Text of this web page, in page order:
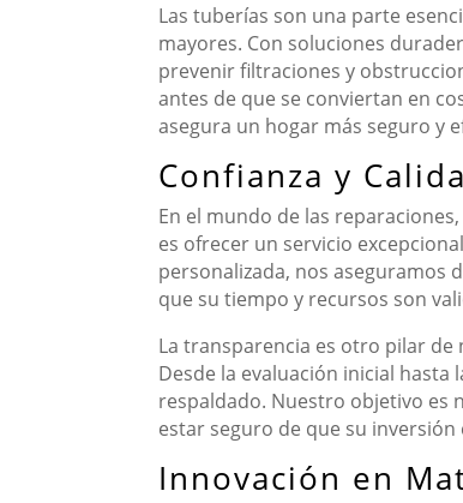
Las tuberías son una parte
mayores. Con soluciones
prevenir filtraciones y
antes de que se conviertan en
asegura un hogar más seguro y
Confianza y
En el mundo de las
es ofrecer un servicio
personalizada, nos aseguramos
que su tiempo y recursos son
La transparencia es otro pilar
Desde la evaluación inicial
respaldado. Nuestro objetivo es
estar seguro de que su
Innovación en